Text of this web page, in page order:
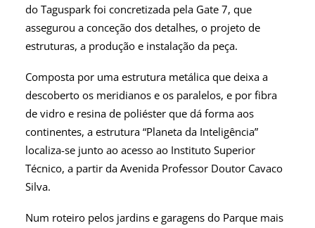
do Taguspark foi concretizada pela Gate 7, que
assegurou a conceção dos detalhes, o projeto de
estruturas, a produção e instalação da peça.
Composta por uma estrutura metálica que deixa a
descoberto os meridianos e os paralelos, e por fibra
de vidro e resina de poliéster que dá forma aos
continentes, a estrutura “Planeta da Inteligência”
localiza-se junto ao acesso ao Instituto Superior
Técnico, a partir da Avenida Professor Doutor Cavaco
Silva.
Num roteiro pelos jardins e garagens do Parque mais